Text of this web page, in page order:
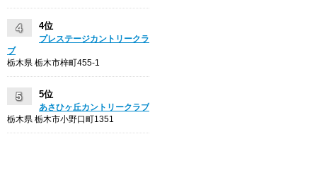
4位
プレステージカントリークラ
ブ
栃木県 栃木市梓町455-1
5位
あさひヶ丘カントリークラブ
栃木県 栃木市小野口町1351